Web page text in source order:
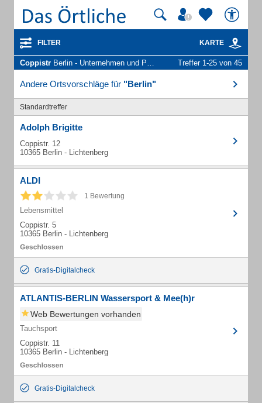
FILTER KARTE
Coppistr Berlin - Unternehmen und Personen Treffer 1-25 von 45
Andere Ortsvorschläge für "Berlin"
Standardtreffer
Adolph Brigitte
Coppistr. 12
10365 Berlin - Lichtenberg
ALDI
1 Bewertung
Lebensmittel
Coppistr. 5
10365 Berlin - Lichtenberg
Gratis-Digitalcheck
ATLANTIS-BERLIN Wassersport & Mee(h)r
Web Bewertungen vorhanden
Tauchsport
Coppistr. 11
10365 Berlin - Lichtenberg
Gratis-Digitalcheck